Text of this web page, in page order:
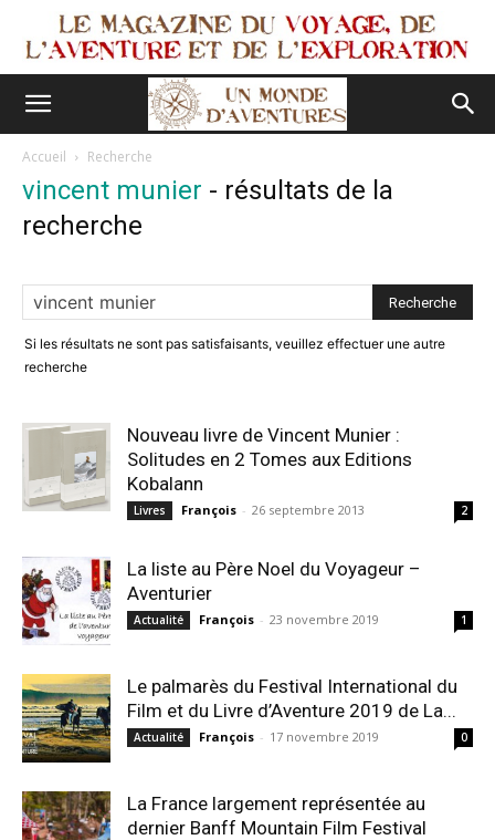
Accueil Recherche
vincent munier - résultats de la
recherche
Si les résultats ne sont pas satisfaisants, veuillez effectuer une autre
recherche
Nouveau livre de Vincent Munier :
Solitudes en 2 Tomes aux Editions
Kobalann
Livres François - 26 septembre 2013 2
La liste au Père Noel du Voyageur –
Aventurier
Actualité François - 23 novembre 2019 1
Le palmarès du Festival International du
Film et du Livre d’Aventure 2019 de La...
Actualité François - 17 novembre 2019 0
La France largement représentée au
dernier Banff Mountain Film Festival